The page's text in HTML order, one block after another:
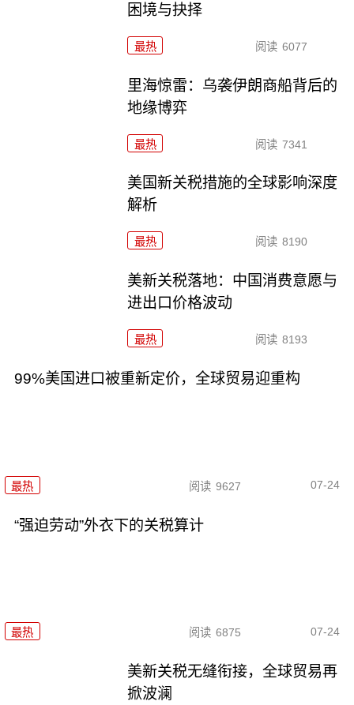
困境与抉择
最热 阅读 6077
里海惊雷：乌袭伊朗商船背后的
地缘博弈
最热 阅读 7341
美国新关税措施的全球影响深度
解析
最热 阅读 8190
美新关税落地：中国消费意愿与
进出口价格波动
最热 阅读 8193
99%美国进口被重新定价，全球贸易迎重构
最热 阅读 9627 07-24
“强迫劳动”外衣下的关税算计
最热 阅读 6875 07-24
美新关税无缝衔接，全球贸易再
掀波澜